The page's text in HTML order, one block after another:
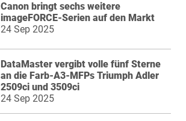
Canon bringt sechs weitere
imageFORCE-Serien auf den Markt
24 Sep 2025
DataMaster vergibt volle fünf Sterne
an die Farb-A3-MFPs Triumph Adler
2509ci und 3509ci
24 Sep 2025